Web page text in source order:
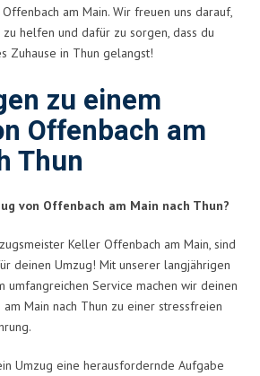
am Main. Wir freuen uns darauf,
helfen und dafür zu sorgen, dass du
Zuhause in Thun gelangst!
zu einem
Offenbach am
Thun
von Offenbach am Main nach Thun?
Keller Offenbach am Main, sind
deinen Umzug! Mit unserer langjährigen
umfangreichen Service machen wir deinen
Main nach Thun zu einer stressfreien
Umzug eine herausfordernde Aufgabe